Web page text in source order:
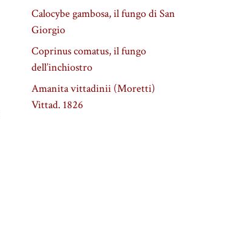
Calocybe gambosa, il fungo di San
Giorgio
Coprinus comatus, il fungo
dell’inchiostro
Amanita vittadinii (Moretti)
Vittad. 1826